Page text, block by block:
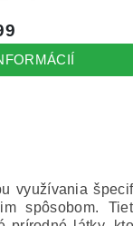
využívania
spôsobom.